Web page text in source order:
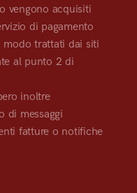
vengono acquisiti
di pagamento
modo trattati dai siti
al punto 2 di
inoltre
di messaggi
fatture o notifiche